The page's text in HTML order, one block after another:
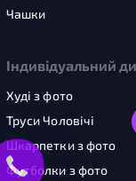
Чашки
Індивідуальний
Худі з фото
Труси Чоловічі
Шкарпетки з фото
Футболки з фото